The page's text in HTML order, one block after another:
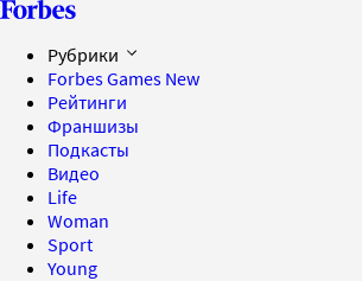
Рубрики
Forbes Games New
Рейтинги
Франшизы
Подкасты
Видео
Life
Woman
Sport
Young